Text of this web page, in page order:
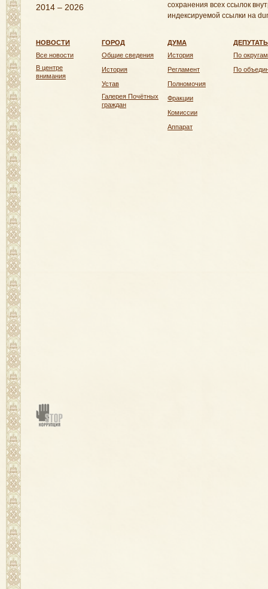
2014 – 2026
сохранения всех ссылок
индексируемой ссылки на
НОВОСТИ
Все новости
В центре
внимания
ГОРОД
Общие сведения
История
Устав
Галерея Почётных
граждан
ДУМА
История
Регламент
Полномочия
Фракции
Комиссии
Аппарат
По округам
По